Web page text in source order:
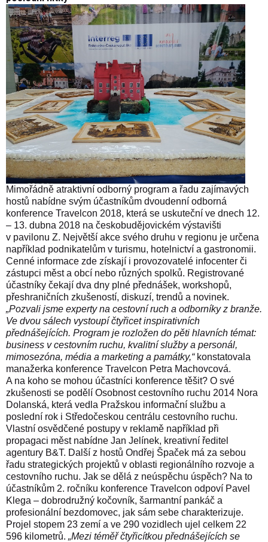
Mimořádně atraktivní odborný program a řadu zajímavých
hostů nabídne svým účastníkům dvoudenní odborná
konference Travelcon 2018, která se uskuteční ve dnech 12.
– 13. dubna 2018 na českobudějovickém výstavišti
v pavilonu Z. Největší akce svého druhu v regionu je určena
například podnikatelům v turismu, hotelnictví a gastronomii.
Cenné informace zde získají i provozovatelé infocenter či
zástupci měst a obcí nebo různých spolků. Registrované
účastníky čekají dva dny plné přednášek, workshopů,
přeshraničních zkušeností, diskuzí, trendů a novinek.
„Pozvali jsme experty na cestovní ruch a odborníky z branže.
Ve dvou sálech vystoupí čtyřicet inspirativních
přednášejících. Program je rozložen do pěti hlavních témat:
business v cestovním ruchu, kvalitní služby a personál,
mimosezóna, média a marketing a památky,“ konstatovala
manažerka konference Travelcon Petra Machovcová.
A na koho se mohou účastníci konference těšit? O své
zkušenosti se podělí Osobnost cestovního ruchu 2014 Nora
Dolanská, která vedla Pražskou informační službu a
poslední rok i Středočeskou centrálu cestovního ruchu.
Vlastní osvědčené postupy v reklamě například při
propagaci měst nabídne Jan Jelínek, kreativní ředitel
agentury B&T. Další z hostů Ondřej Špaček má za sebou
řadu strategických projektů v oblasti regionálního rozvoje a
cestovního ruchu. Jak se dělá z neúspěchu úspěch? Na to
účastníkům 2. ročníku konference Travelcon odpoví Pavel
Klega – dobrodružný kočovník, šarmantní pankáč a
profesionální bezdomovec, jak sám sebe charakterizuje.
Projel stopem 23 zemí a ve 290 vozidlech ujel celkem 22
596 kilometrů. „Mezi téměř čtyřicítkou přednášejících se